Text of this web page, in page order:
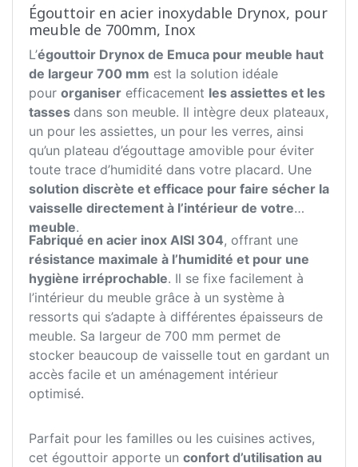
Égouttoir en acier inoxydable Drynox, pour
meuble de 700mm, Inox
L’égouttoir Drynox de Emuca pour meuble haut
de largeur 700 mm est la solution idéale
pour organiser efficacement les assiettes et les
tasses dans son meuble. Il intègre deux plateaux,
un pour les assiettes, un pour les verres, ainsi
qu’un plateau d’égouttage amovible pour éviter
toute trace d’humidité dans votre placard. Une
solution discrète et efficace pour faire sécher la
vaisselle directement à l’intérieur de votre
meuble.
Fabriqué en acier inox AISI 304, offrant une
résistance maximale à l’humidité et pour une
hygiène irréprochable. Il se fixe facilement à
l’intérieur du meuble grâce à un système à
ressorts qui s’adapte à différentes épaisseurs de
meuble. Sa largeur de 700 mm permet de
stocker beaucoup de vaisselle tout en gardant un
accès facile et un aménagement intérieur
optimisé.
Parfait pour les familles ou les cuisines actives,
cet égouttoir apporte un confort d’utilisation au